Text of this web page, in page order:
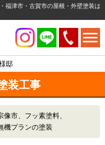
福津市・古賀市の屋根・外壁塗装は
邸
装工事
像市
フッ素塗料
機プランの塗装